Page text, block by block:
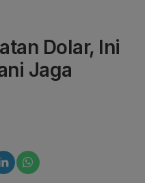
Dolar, Ini
Jaga